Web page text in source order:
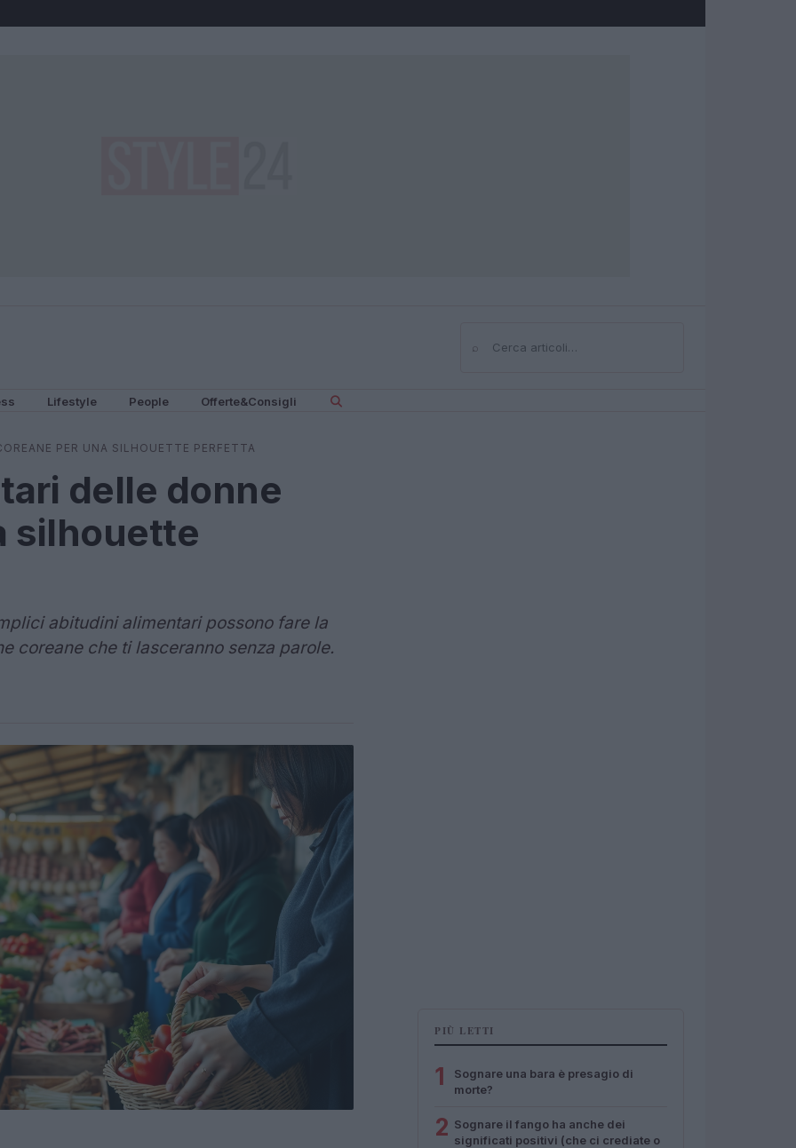
⌕Cerca
Lifestyle People Offerte&Consigli
PER UNA SILHOUETTE PERFETTA
delle donne
silhouette
abitudini alimentari possono fare la
coreane che ti lasceranno senza parole.
PIÙ LETTI
1
Sognare una bara è presagio di
morte?
2 Sognare il fango ha anche dei
significati positivi (che ci crediate o